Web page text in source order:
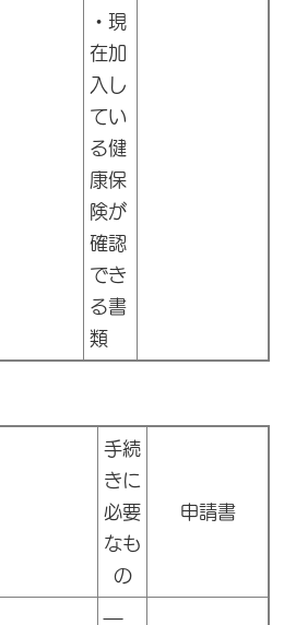
・ 現
在加
入し
てい
る健
康保
険が
確認
でき
る書
類
手続
きに
必要
なも
の
申請書
―